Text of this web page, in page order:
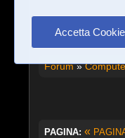
Accetta Cookie
Forum»
PAGINA: «